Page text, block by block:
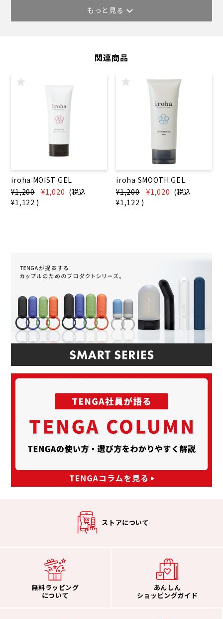
もっと見る
関連商品
iroha MOIST GEL
¥1,200
¥1,020 (税込
¥1,122 )
iroha SMOOTH GEL
¥1,200
¥1,020 (税込
¥1,122 )
ストアについて
無料ラッピング
について
あんしん
ショッピングガイド